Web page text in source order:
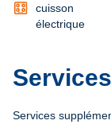
cuisson
électrique
Services